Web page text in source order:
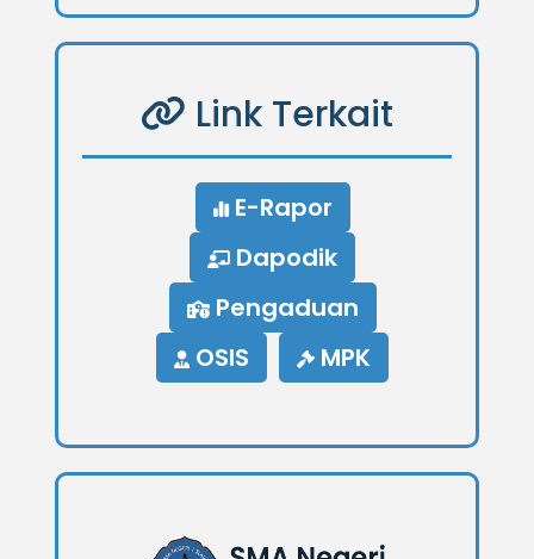
Link Terkait
E-Rapor
Dapodik
Pengaduan
OSIS
MPK